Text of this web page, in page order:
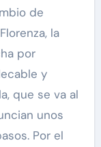
de
la
por
y
que se va al
unos
Por el